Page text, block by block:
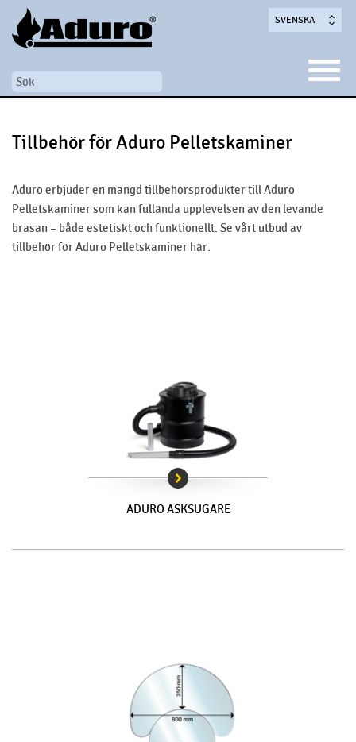
SVENSKA
Tillbehör för Aduro Pelletskaminer
Aduro erbjuder en mängd tillbehörsprodukter till Aduro
Pelletskaminer som kan fullända upplevelsen av den levande
brasan – både estetiskt och funktionellt. Se vårt utbud av
tillbehör för Aduro Pelletskaminer här.
ADURO ASKSUGARE